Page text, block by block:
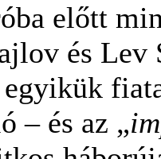
előtt
és Lev
– és az „